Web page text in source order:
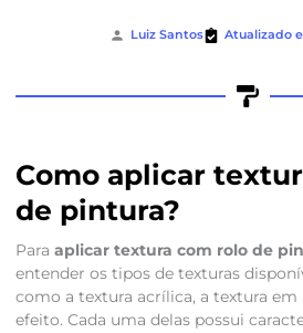
Luiz Santos Atualizado
Como aplicar
de pintura?
Para aplicar textura com rolo de
entender os tipos de texturas
como a textura acrílica, a textura em
efeito. Cada uma delas possui